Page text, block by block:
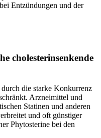
Entzündungen und der
cholesterinsenkende
die starke Konkurrenz
Arzneimittel und
Statinen und anderen
und oft günstiger
Phytosterine bei den